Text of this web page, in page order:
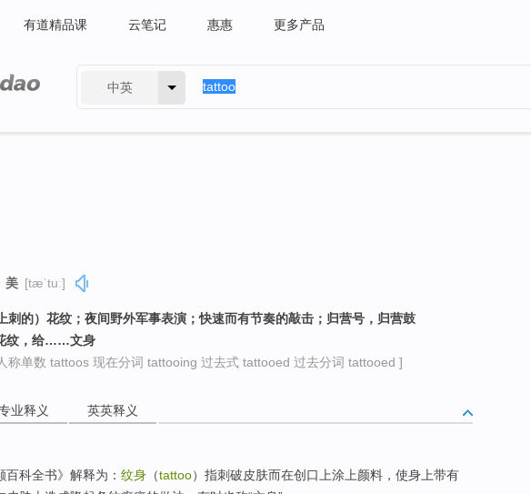
有道精品课 云笔记 惠惠 更多产品
中英
美 [tæˈtuː]
刺的）花纹；夜间野外军事表演；快速而有节奏的敲击；归营号，归营鼓
纹，给……文身
称单数 tattoos 现在分词 tattooing 过去式 tattooed 过去分词 tattooed ]
业释义 英英释义
科全书》解释为： 纹身 （tattoo）指刺破皮肤而在创口上涂上颜料，使身上带有